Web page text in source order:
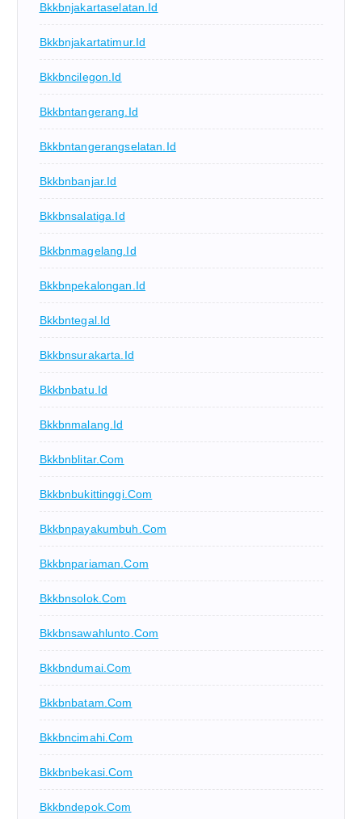
Bkkbnjakartaselatan.id
Bkkbnjakartatimur.id
Bkkbncilegon.id
Bkkbntangerang.id
Bkkbntangerangselatan.id
Bkkbnbanjar.id
Bkkbnsalatiga.id
Bkkbnmagelang.id
Bkkbnpekalongan.id
Bkkbntegal.id
Bkkbnsurakarta.id
Bkkbnbatu.id
Bkkbnmalang.id
Bkkbnblitar.com
Bkkbnbukittinggi.com
Bkkbnpayakumbuh.com
Bkkbnpariaman.com
Bkkbnsolok.com
Bkkbnsawahlunto.com
Bkkbndumai.com
Bkkbnbatam.com
Bkkbncimahi.com
Bkkbnbekasi.com
Bkkbndepok.com